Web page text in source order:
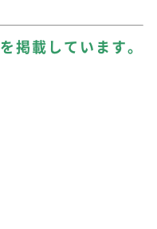
掲載しています。